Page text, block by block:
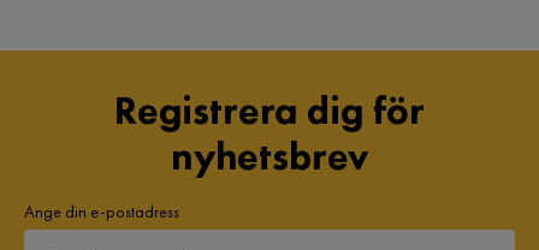
Registrera dig för
nyhetsbrev
Ange din e-postadress